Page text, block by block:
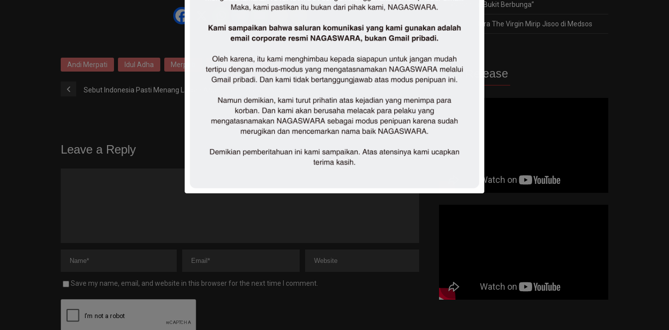
Andi Merpati Idul Adha Merpati Qurban
Sebut Indonesia Pasti Menang Lawan Argentina, Ini Alasan Andrigo
Bangganya Hesty Klepek Klepek Jadi Ibu 2 Orang Anak
Leave a Reply
Save my name, email, and website in this browser for the next time I comment.
Romantis “Bukit Berbunga”
Jaka Dara The Virgin Mirip Jisoo di Medsos
New Release